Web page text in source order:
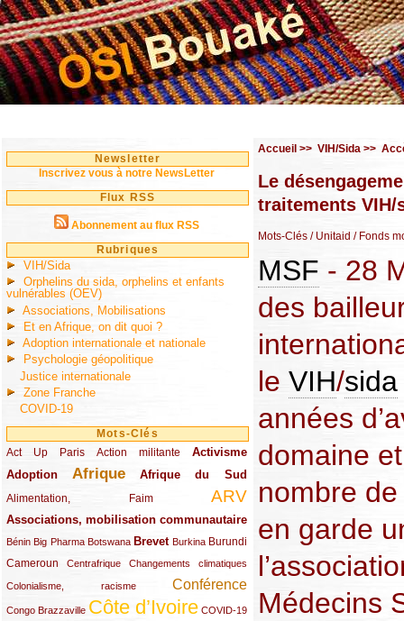
Newsletter
Inscrivez vous à notre NewsLetter
Flux RSS
Abonnement au flux RSS
Rubriques
VIH/Sida
Orphelins du sida, orphelins et enfants
vulnérables (OEV)
Associations, Mobilisations
Et en Afrique, on dit quoi ?
Adoption internationale et nationale
Psychologie géopolitique
Justice internationale
Zone Franche
COVID-19
Mots-Clés
Act Up Paris
(49/289) Action militante
(32/289) Activisme
(73/289)
Adoption
(82/289) Afrique
(161/289) Afrique du Sud
(73/289)
Alimentation, Faim
(48/289) ARV
(203/289)
Associations, mobilisation communautaire
(65/289)
Bénin
(13/289)Big Pharma
(16/289) Botswana
(9/289) Brevet
(83/289) Burkina
(18/289) Burundi
(30/289)
Cameroun
(47/289) Centrafrique
(23/289) Changements climatiques
(10/289)
Colonialisme, racisme
(19/289) Conférence
(118/289)
Congo Brazzaville
(24/289) Côte d’Ivoire
(263/289) COVID-19
(13/289)
Accueil >> VIH/Sida >>
Le
traitements VIH/
Mots-Clés / Unitaid / Fonds
MSF - 28
des
le VIH/sida
années
domaine
nombre
en garde
Médecins